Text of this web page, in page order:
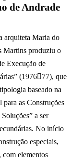
de Andrade
arquiteta Maria do
Martins produziu o
Execução de
(197677), que
baseado na
as Construções
a ser
No início
especiais,
elementos